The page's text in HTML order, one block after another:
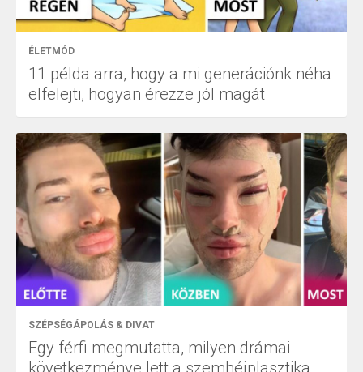
ÉLETMÓD
11 példa arra, hogy a mi generációnk néha
elfelejti, hogyan érezze jól magát
SZÉPSÉGÁPOLÁS & DIVAT
Egy férfi megmutatta, milyen drámai
következménye lett a szemhéjplasztika